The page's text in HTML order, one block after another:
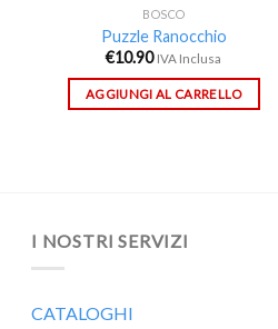
BOSCO
Puzzle Ranocchio
€10.90 IVA Inclusa
AGGIUNGI AL CARRELLO
I NOSTRI SERVIZI
CATALOGHI